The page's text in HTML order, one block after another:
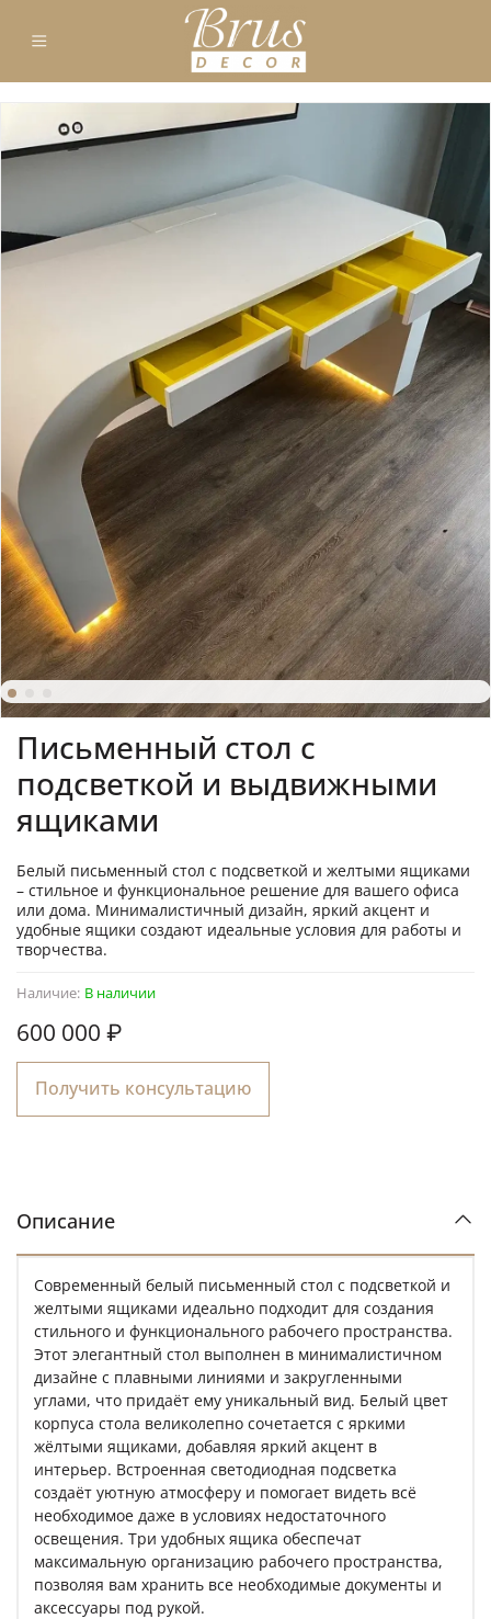
Наличие: В наличии
Письменный стол с
подсветкой и выдвижными
ящиками
600 000 ₽
Получить консультацию
Белый письменный стол с подсветкой и желтыми ящиками
– стильное и функциональное решение для вашего офиса
или дома. Минималистичный дизайн, яркий акцент и
удобные ящики создают идеальные условия для работы и
творчества.
Описание
Современный белый письменный стол с подсветкой и
желтыми ящиками идеально подходит для создания
стильного и функционального рабочего пространства.
Этот элегантный стол выполнен в минималистичном
дизайне с плавными линиями и закругленными
углами, что придаёт ему уникальный вид. Белый цвет
корпуса стола великолепно сочетаетcя с яркими
жёлтыми ящиками, добавляя яркий акцент в
интерьер. Встроенная светодиодная подсветка
создаёт уютную атмосферу и помогает видеть всё
необходимое даже в условиях недостаточного
освещения. Три удобных ящика обеспечат
максимальную организацию рабочего пространства,
позволяя вам хранить все необходимые документы и
аксессуары под рукой.